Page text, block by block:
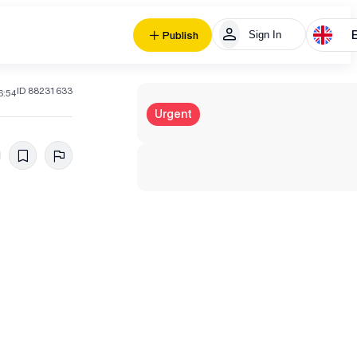
Publish Sign In
ID 88231633
Urgent